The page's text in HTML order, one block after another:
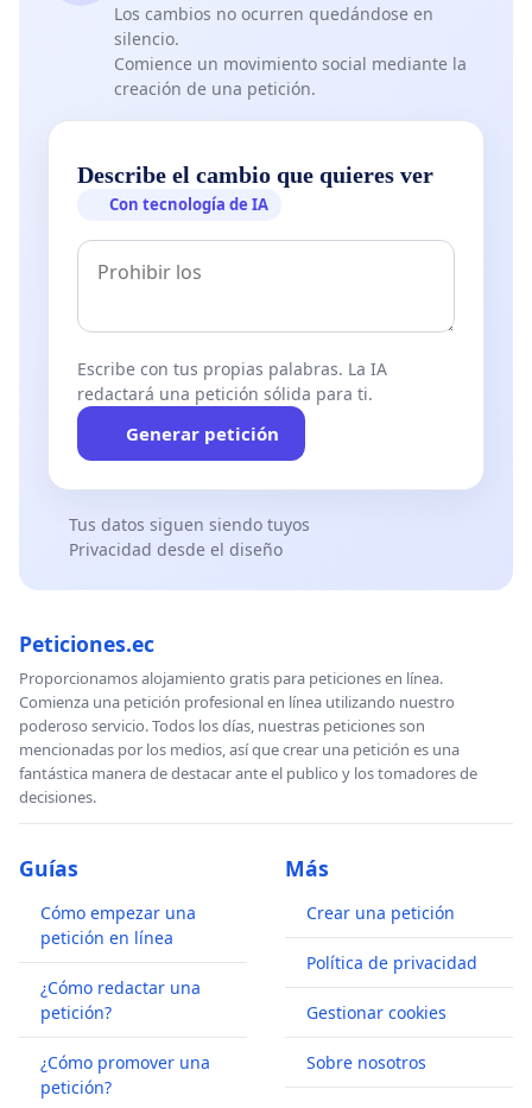
Los cambios no ocurren quedándose en
silencio.
Comience un movimiento social mediante la
creación de una petición.
Describe el cambio que quieres ver
Con tecnología de IA
Escribe con tus propias palabras. La IA
redactará una petición sólida para ti.
Generar petición
Tus datos siguen siendo tuyos
Privacidad desde el diseño
Peticiones.ec
Proporcionamos alojamiento gratis para peticiones en línea.
Comienza una petición profesional en línea utilizando nuestro
poderoso servicio. Todos los días, nuestras peticiones son
mencionadas por los medios, así que crear una petición es una
fantástica manera de destacar ante el publico y los tomadores de
decisiones.
Guías
Cómo empezar una
petición en línea
¿Cómo redactar una
petición?
¿Cómo promover una
petición?
Más
Crear una petición
Política de privacidad
Gestionar cookies
Sobre nosotros